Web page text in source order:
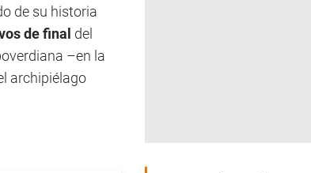
de su historia
de final del
–en la
archipiélago